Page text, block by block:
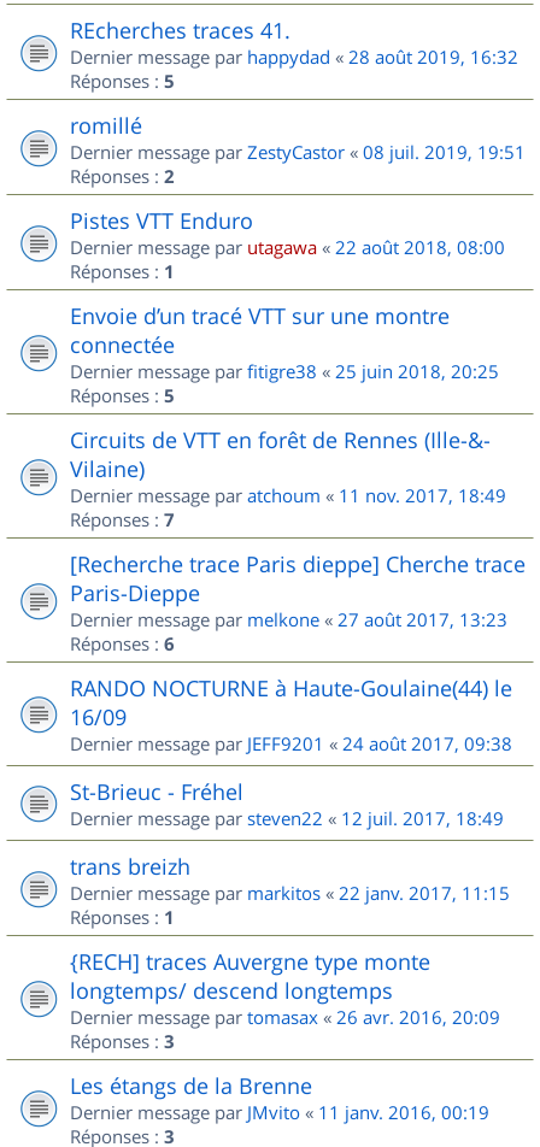
REcherches traces 41.
Dernier message par happydad « 28 août 2019, 16:32
Réponses : 5
romillé
Dernier message par ZestyCastor « 08 juil. 2019, 19:51
Réponses : 2
Pistes VTT Enduro
Dernier message par utagawa « 22 août 2018, 08:00
Réponses : 1
Envoie d’un tracé VTT sur une montre
connectée
Dernier message par fitigre38 « 25 juin 2018, 20:25
Réponses : 5
Circuits de VTT en forêt de Rennes (Ille-&-
Vilaine)
Dernier message par atchoum « 11 nov. 2017, 18:49
Réponses : 7
[Recherche trace Paris dieppe] Cherche trace
Paris-Dieppe
Dernier message par melkone « 27 août 2017, 13:23
Réponses : 6
RANDO NOCTURNE à Haute-Goulaine(44) le
16/09
Dernier message par JEFF9201 « 24 août 2017, 09:38
St-Brieuc - Fréhel
Dernier message par steven22 « 12 juil. 2017, 18:49
trans breizh
Dernier message par markitos « 22 janv. 2017, 11:15
Réponses : 1
{RECH] traces Auvergne type monte
longtemps/ descend longtemps
Dernier message par tomasax « 26 avr. 2016, 20:09
Réponses : 3
Les étangs de la Brenne
Dernier message par JMvito « 11 janv. 2016, 00:19
Réponses : 3